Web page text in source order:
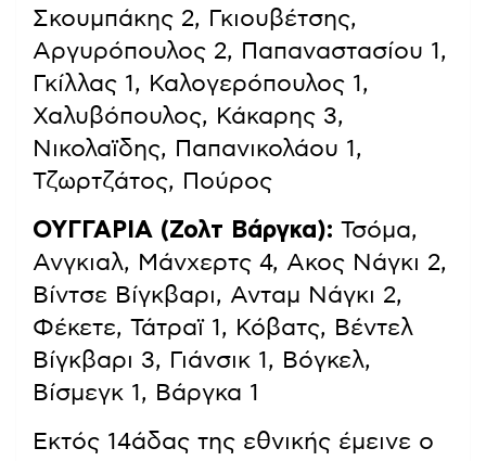
Σκουμπάκης 2, Γκιουβέτσης,
Αργυρόπουλος 2, Παπαναστασίου 1,
Γκίλλας 1, Καλογερόπουλος 1,
Χαλυβόπουλος, Κάκαρης 3,
Νικολαϊδης, Παπανικολάου 1,
Τζωρτζάτος, Πούρος
ΟΥΓΓΑΡΙΑ (Ζολτ Βάργκα): Τσόμα,
Ανγκιαλ, Μάνχερτς 4, Ακος Νάγκι 2,
Βίντσε Βίγκβαρι, Ανταμ Νάγκι 2,
Φέκετε, Τάτραϊ 1, Κόβατς, Βέντελ
Βίγκβαρι 3, Γιάνσικ 1, Βόγκελ,
Βίσμεγκ 1, Βάργκα 1
Εκτός 14άδας της εθνικής έμεινε ο